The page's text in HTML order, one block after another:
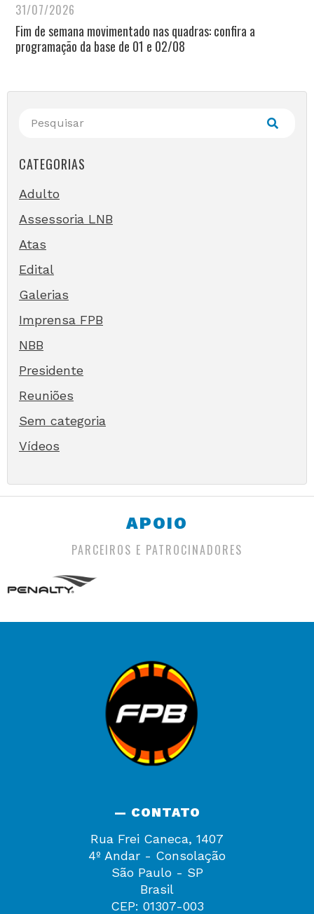
31/07/2026
Fim de semana movimentado nas quadras: confira a
programação da base de 01 e 02/08
CATEGORIAS
Adulto
Assessoria LNB
Atas
Edital
Galerias
Imprensa FPB
NBB
Presidente
Reuniões
Sem categoria
Vídeos
APOIO
PARCEIROS E PATROCINADORES
— CONTATO
Rua Frei Caneca, 1407
4º Andar - Consolação
São Paulo - SP
Brasil
CEP: 01307-003